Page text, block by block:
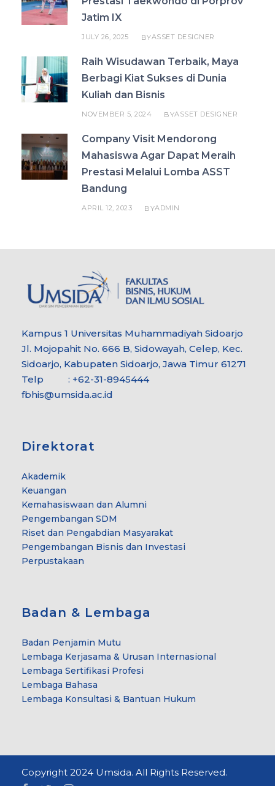
Jatim IX
JULY 26, 2025 BYASSET DESIGNER
Raih Wisudawan Terbaik, Maya
Berbagi Kiat Sukses di Dunia
Kuliah dan Bisnis
NOVEMBER 5, 2024 BYASSET DESIGNER
Company Visit Mendorong
Mahasiswa Agar Dapat Meraih
Prestasi Melalui Lomba ASST
Bandung
APRIL 12, 2023 BYADMIN
Kampus 1 Universitas Muhammadiyah Sidoarjo
Jl. Mojopahit No. 666 B, Sidowayah, Celep, Kec.
Sidoarjo, Kabupaten Sidoarjo, Jawa Timur 61271
Telp : +62-31-8945444
fbhis@umsida.ac.id
Direktorat
Akademik
Keuangan
Kemahasiswaan dan Alumni
Pengembangan SDM
Riset dan Pengabdian Masyarakat
Pengembangan Bisnis dan Investasi
Perpustakaan
Badan & Lembaga
Badan Penjamin Mutu
Lembaga Kerjasama & Urusan Internasional
Lembaga Sertifikasi Profesi
Lembaga Bahasa
Lembaga Konsultasi & Bantuan Hukum
Copyright 2024 Umsida. All Rights Reserved.